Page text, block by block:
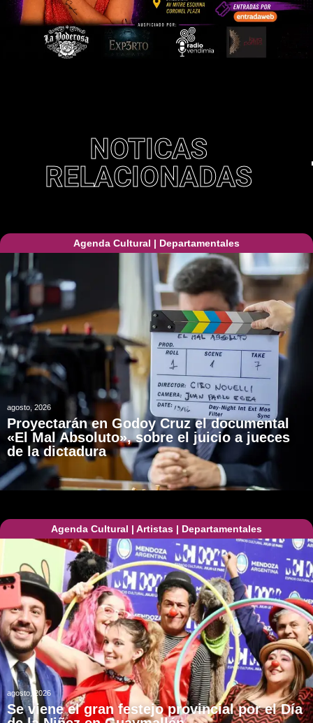
NOTICAS
RELACIONADAS
Agenda Cultural | Departamentales
agosto, 2026
Proyectarán en Godoy Cruz el documental
«El Mal Absoluto», sobre el juicio a jueces
de la dictadura
Agenda Cultural | Artistas | Departamentales
agosto, 2026
Se viene el gran festejo provincial por el Día